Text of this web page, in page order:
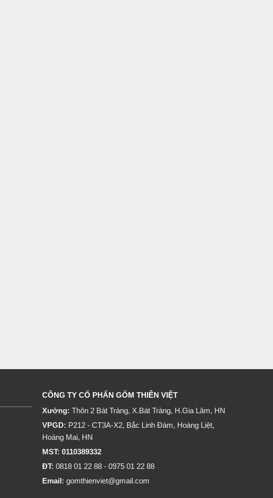
CÔNG TY CỔ PHẨN GỐM THIÊN VIỆT
Xưởng: Thôn 2 Bát Tràng, X.Bát Tràng, H.Gia Lâm, HN
VPGD: P212 - CT3A-X2, Bắc Linh Đàm, Hoàng Liệt,
Hoàng Mai, HN
MST: 0110389332
ĐT: 0818 01 22 88 - 0975 01 22 88
Email: gomthienviet@gmail.com